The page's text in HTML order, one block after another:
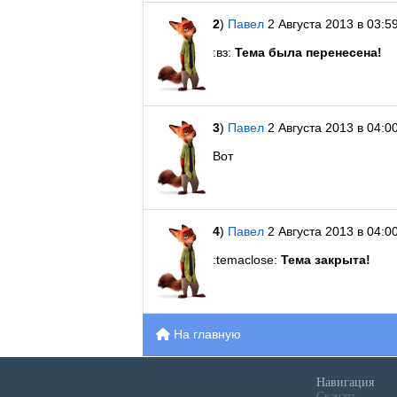
2) Павел 2 Августа 2013 в
:вз:Тема была перенесена!
3) Павел 2 Августа 2013 в
Вот
4) Павел 2 Августа 2013 в
:temaclose:Тема закрыта!
На главную
Навигация